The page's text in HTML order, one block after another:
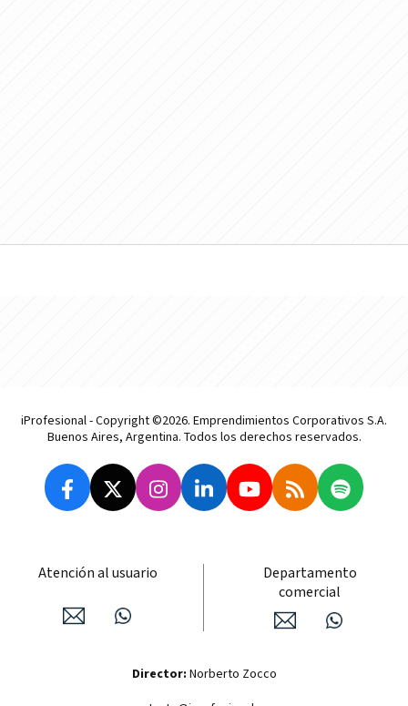
iProfesional - Copyright ©2026. Emprendimientos Corporativos S.A.
Buenos Aires, Argentina. Todos los derechos reservados.
Atención al usuario
Departamento
comercial
Director: Norberto Zocco